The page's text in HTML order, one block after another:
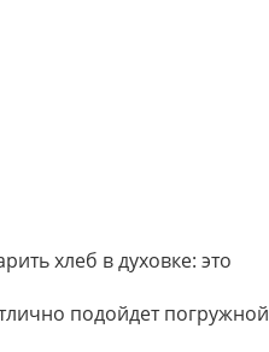
хлеб в духовке: это
подойдет погружной